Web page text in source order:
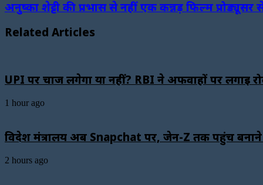
अनुष्का शेट्टी की प्रभास से नहीं एक कन्नड़ फिल्म प्रोड्यूसर
Related Articles
UPI पर चार्ज लगेगा या नहीं? RBI ने अफवाहों पर लगाई
1 hour ago
विदेश मंत्रालय अब Snapchat पर, जेन-Z तक पहुंच
2 hours ago